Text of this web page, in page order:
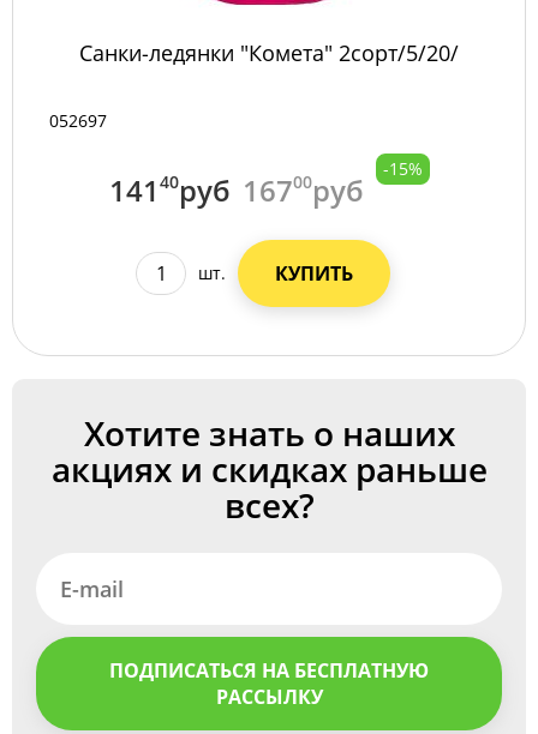
Санки-ледянки "Комета" 2сорт/5/20/
052697
141 40руб 16700руб
-15%
шт. КУПИТЬ
Хотите знать о наших
акциях и скидках раньше
всех?
ПОДПИСАТЬСЯ НА БЕСПЛАТНУЮ
РАССЫЛКУ